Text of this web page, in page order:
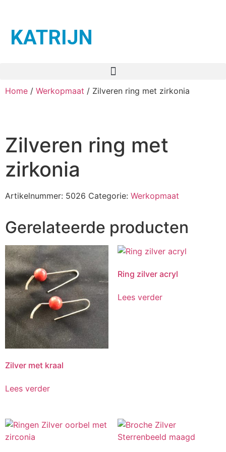
KATRIJN
Home / Werkopmaat / Zilveren ring met zirkonia
Zilveren ring met
zirkonia
Artikelnummer: 5026 Categorie: Werkopmaat
Gerelateerde producten
Zilver met kraal
Lees verder
Ring zilver acryl
Lees verder